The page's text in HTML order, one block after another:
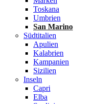
Toskana
Umbrien
San Marino
Südtitalien
Apulien
Kalabrien
Kampanien
Sizilien
Inseln
Capri
Elba